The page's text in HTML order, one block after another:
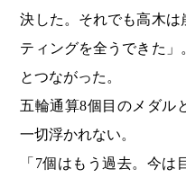
決した。それでも高木
ティングを全うできた
とつながった。
五輪通算8個目のメダル
一切浮かれない。
「7個はもう過去。今